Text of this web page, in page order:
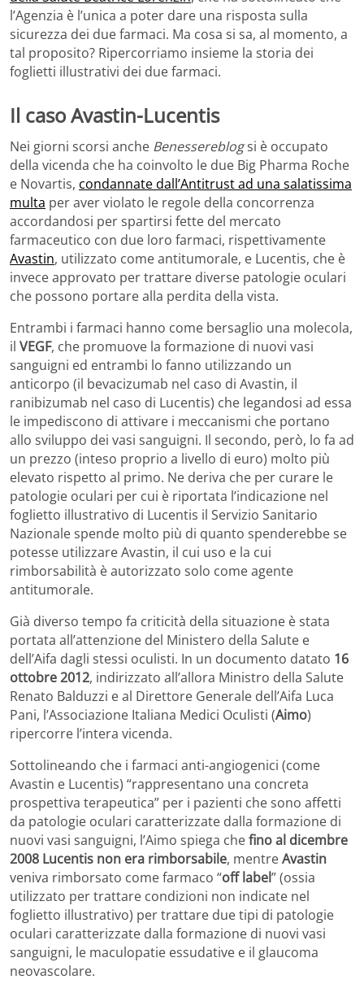
l’Agenzia è l’unica a poter dare una risposta sulla
sicurezza dei due farmaci. Ma cosa si sa, al momento, a
tal proposito? Ripercorriamo insieme la storia dei
foglietti illustrativi dei due farmaci.
Il caso Avastin-Lucentis
Nei giorni scorsi anche Benessereblogsi è occupato
della vicenda che ha coinvolto le due Big Pharma Roche
e Novartis, condannate dall’Antitrust ad una salatissima
multa per aver violato le regole della concorrenza
accordandosi per spartirsi fette del mercato
farmaceutico con due loro farmaci, rispettivamente
Avastin, utilizzato come antitumorale, e Lucentis, che è
invece approvato per trattare diverse patologie oculari
che possono portare alla perdita della vista.
Entrambi i farmaci hanno come bersaglio una molecola,
il VEGF, che promuove la formazione di nuovi vasi
sanguigni ed entrambi lo fanno utilizzando un
anticorpo (il bevacizumab nel caso di Avastin, il
ranibizumab nel caso di Lucentis) che legandosi ad essa
le impediscono di attivare i meccanismi che portano
allo sviluppo dei vasi sanguigni. Il secondo, però, lo fa ad
un prezzo (inteso proprio a livello di euro) molto più
elevato rispetto al primo. Ne deriva che per curare le
patologie oculari per cui è riportata l’indicazione nel
foglietto illustrativo di Lucentis il Servizio Sanitario
Nazionale spende molto più di quanto spenderebbe se
potesse utilizzare Avastin, il cui uso e la cui
rimborsabilità è autorizzato solo come agente
antitumorale.
Già diverso tempo fa criticità della situazione è stata
portata all’attenzione del Ministero della Salute e
dell’Aifa dagli stessi oculisti. In un documento datato 16
ottobre 2012, indirizzato all’allora Ministro della Salute
Renato Balduzzi e al Direttore Generale dell’Aifa Luca
Pani, l’Associazione Italiana Medici Oculisti (Aimo)
ripercorre l’intera vicenda.
Sottolineando che i farmaci anti-angiogenici (come
Avastin e Lucentis) “rappresentano una concreta
prospettiva terapeutica” per i pazienti che sono affetti
da patologie oculari caratterizzate dalla formazione di
nuovi vasi sanguigni, l’Aimo spiega chefino al dicembre
2008 Lucentis non era rimborsabile, mentreAvastin
veniva rimborsato come farmaco “off label” (ossia
utilizzato per trattare condizioni non indicate nel
foglietto illustrativo) per trattare due tipi di patologie
oculari caratterizzate dalla formazione di nuovi vasi
sanguigni, le maculopatie essudative e il glaucoma
neovascolare.